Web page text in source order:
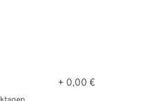
+ 0,00 €